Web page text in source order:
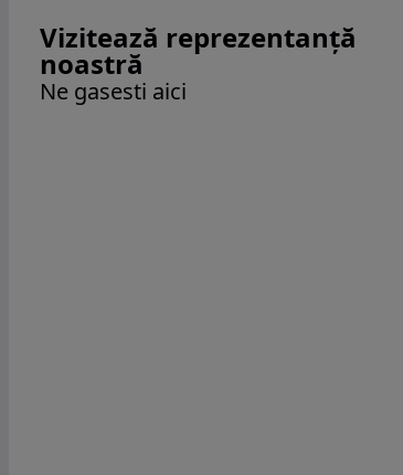
Vizitează reprezentanță
noastră
Ne gasesti aici